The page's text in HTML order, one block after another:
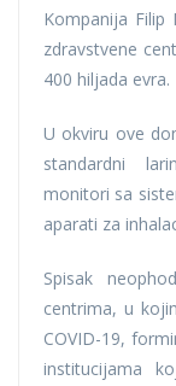
Kompanija Filip
zdravstvene
400 hiljada evra.
U okviru ove
standardni
monitori sa
aparati za
Spisak
centrima, u
COVID-19,
institucijama